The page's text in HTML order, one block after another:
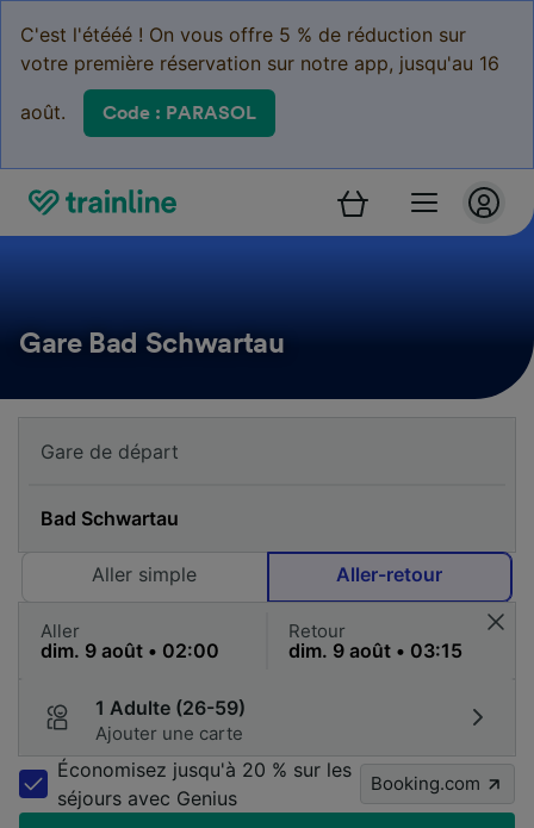
C'est l'étééé ! On vous offre 5 % de réduction sur
votre première réservation sur notre app, jusqu'au 16
août. Code : PARASOL
Gare Bad Schwartau
Aller simple Aller-retour
Aller Retour
1 Adulte (26-59)
Ajouter une carte
Économisez jusqu'à 20 % sur les
séjours avec Genius
Booking.com